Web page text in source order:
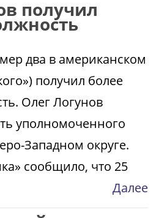
получил
два в американском
получил более
Олег Логунов
уполномоченного
Западном округе.
сообщило, что 25
Далее